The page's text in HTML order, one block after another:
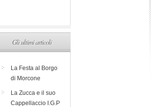
Gli ultimi articoli
La Festa al Borgo
di Morcone
La Zucca e il suo
Cappellaccio I.G.P